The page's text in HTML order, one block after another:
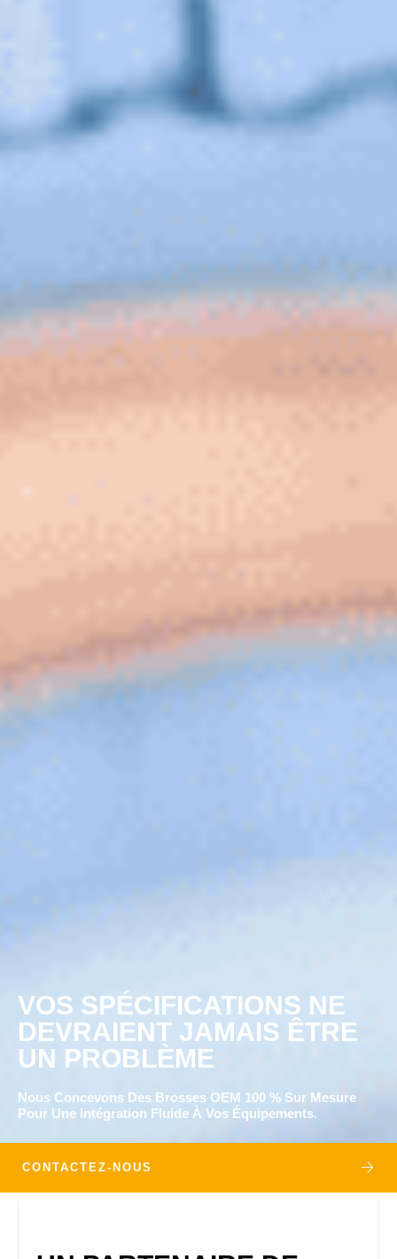
VOS SPÉCIFICATIONS NE
DEVRAIENT JAMAIS ÊTRE
UN PROBLÈME
Nous Concevons Des Brosses OEM 100 % Sur Mesure
Pour Une Intégration Fluide À Vos Équipements.
CONTACTEZ-NOUS